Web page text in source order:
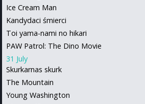
Ice Cream Man
Kandydaci śmierci
Toi yama-nami no hikari
PAW Patrol: The Dino Movie
31 July
Skurkarnas skurk
The Mountain
Young Washington